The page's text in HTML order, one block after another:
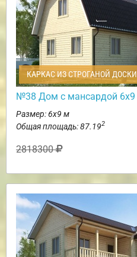
КАРКАС ИЗ СТРОГАНОЙ ДОСКИ
№38 Дом с мансардой 6х9
Размер: 6х9 м
Общая площадь: 87.192
2818300